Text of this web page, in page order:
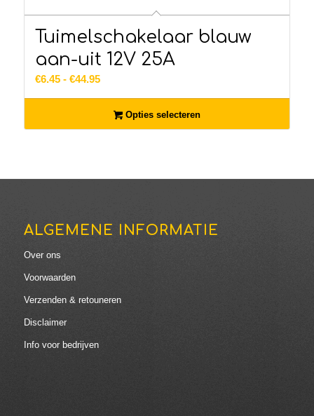
Tuimelschakelaar blauw
aan-uit 12V 25A
€6.45 - €44.95Prijsklasse:
€44.95
Opties selecteren
ALGEMENE INFORMATIE
Over ons
Voorwaarden
Verzenden & retouneren
Disclaimer
Info voor bedrijven